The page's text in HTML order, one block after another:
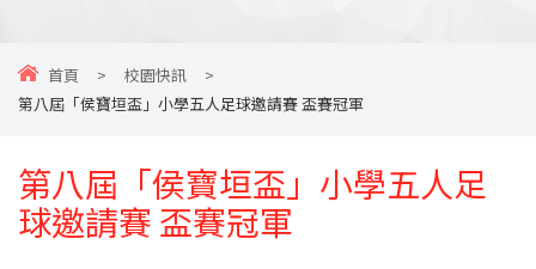
首頁 > 校園快訊
>
第八屆「侯寶垣盃」小學五人足球邀請賽 盃賽冠軍
第八屆「侯寶垣盃」小學五人足
球邀請賽 盃賽冠軍